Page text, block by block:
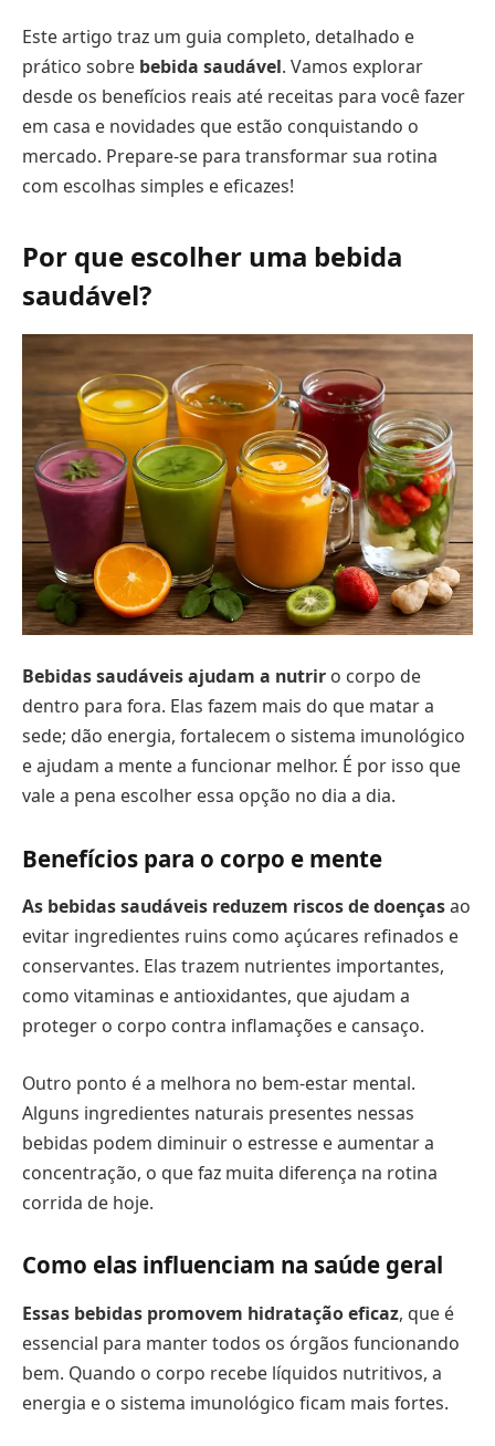
Este artigo traz um guia completo, detalhado e
prático sobre bebida saudável. Vamos explorar
desde os benefícios reais até receitas para você fazer
em casa e novidades que estão conquistando o
mercado. Prepare-se para transformar sua rotina
com escolhas simples e eficazes!
Por que escolher uma bebida
saudável?
Bebidas saudáveis ajudam a nutrir o corpo de
dentro para fora. Elas fazem mais do que matar a
sede; dão energia, fortalecem o sistema imunológico
e ajudam a mente a funcionar melhor. É por isso que
vale a pena escolher essa opção no dia a dia.
Benefícios para o corpo e mente
As bebidas saudáveis reduzem riscos de doençasao
evitar ingredientes ruins como açúcares refinados e
conservantes. Elas trazem nutrientes importantes,
como vitaminas e antioxidantes, que ajudam a
proteger o corpo contra inflamações e cansaço.
Outro ponto é a melhora no bem-estar mental.
Alguns ingredientes naturais presentes nessas
bebidas podem diminuir o estresse e aumentar a
concentração, o que faz muita diferença na rotina
corrida de hoje.
Como elas influenciam na saúde geral
Essas bebidas promovem hidratação eficaz, que é
essencial para manter todos os órgãos funcionando
bem. Quando o corpo recebe líquidos nutritivos, a
energia e o sistema imunológico ficam mais fortes.